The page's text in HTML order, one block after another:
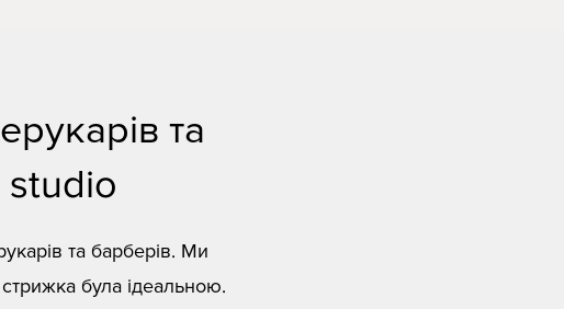
та
studio
та барберів. Ми
стрижка була ідеальною.